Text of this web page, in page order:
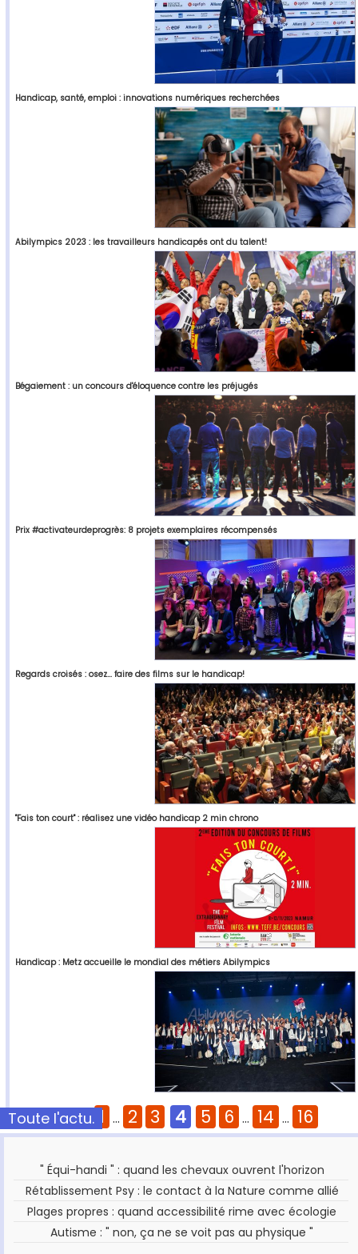
Handicap, santé, emploi : innovations numériques recherchées
Abilympics 2023 : les travailleurs handicapés ont du talent!
Bégaiement : un concours d'éloquence contre les préjugés
Prix #activateurdeprogrès: 8 projets exemplaires récompensés
Regards croisés : osez... faire des films sur le handicap!
"Fais ton court" : réalisez une vidéo handicap 2 min chrono
Handicap : Metz accueille le mondial des métiers Abilympics
Pages : 1 ... 2 3 4 5 6 ... 14 ... 16
Toute l'actu.
" Équi-handi " : quand les chevaux ouvrent l'horizon
Rétablissement Psy : le contact à la Nature comme allié
Plages propres : quand accessibilité rime avec écologie
Autisme : " non, ça ne se voit pas au physique "